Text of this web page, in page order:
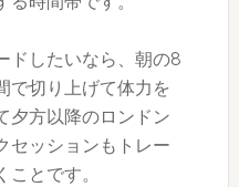
ドしたいなら、朝の8
で切り上げて体力を
夕方以降のロンドン
セッションもトレー
ことです。